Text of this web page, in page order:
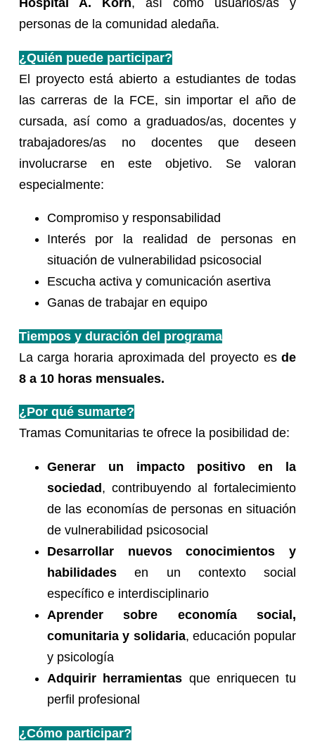
Hospital A. Korn, así como usuarios/as y
personas de la comunidad aledaña.
¿Quién puede participar?
El proyecto está abierto a estudiantes de todas
las carreras de la FCE, sin importar el año de
cursada, así como a graduados/as, docentes y
trabajadores/as no docentes que deseen
involucrarse en este objetivo. Se valoran
especialmente:
Compromiso y responsabilidad
Interés por la realidad de personas en
situación de vulnerabilidad psicosocial
Escucha activa y comunicación asertiva
Ganas de trabajar en equipo
Tiempos y duración del programa
La carga horaria aproximada del proyecto esde
8 a 10 horas mensuales.
¿Por qué sumarte?
Tramas Comunitarias te ofrece la posibilidad de:
Generar un impacto positivo en la
sociedad , contribuyendo al fortalecimiento
de las economías de personas en situación
de vulnerabilidad psicosocial
Desarrollar nuevos conocimientos y
habilidadesen un contexto social
específico e interdisciplinario
Aprender sobre economía social,
comunitaria y solidaria, educación popular
y psicología
Adquirir herramientas que enriquecen tu
perfil profesional
¿Cómo participar?